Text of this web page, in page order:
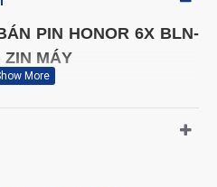
PIN HONOR 6X BLN-
ZIN MÁY
để tìm một cửa hàng